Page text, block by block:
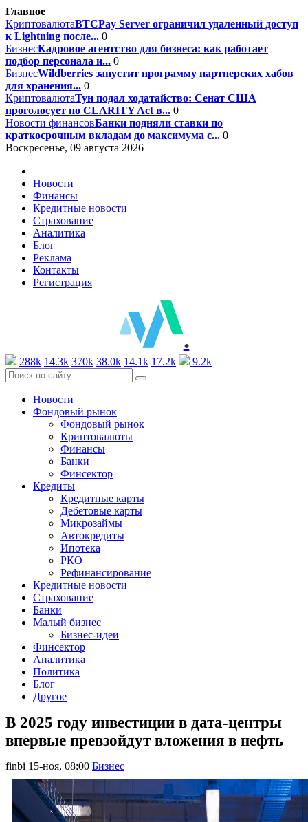
Главное
КриптовалютаBTCPay Server ограничил удаленный доступ
к Lightning после... 0
БизнесКадровое агентство для бизнеса: как работает
подбор персонала и... 0
БизнесWildberries запустит программу партнерских хабов
для хранения... 0
КриптовалютаТун подал ходатайство: Сенат США
проголосует по CLARITY Act в... 0
Новости финансовБанки подняли ставки по
краткосрочным вкладам до максимума с... 0
Воскресенье, 09 августа 2026
Новости
Финансы
Кредитные новости
Страхование
Аналитика
Блог
Реклама
Контакты
Регистрация
.
288k 14.3k 370k 38.0k 14.1k 17.2k 9.2k
Новости
Фондовый рынок
Фондовый рынок
Криптовалюты
Финансы
Банки
Финсектор
Кредиты
Кредитные карты
Дебетовые карты
Микрозаймы
Автокредиты
Ипотека
РКО
Рефинансирование
Кредитные новости
Страхование
Банки
Малый бизнес
Бизнес-идеи
Финсектор
Аналитика
Политика
Блог
Другое
В 2025 году инвестиции в дата-центры
впервые превзойдут вложения в нефть
finbi 15-ноя, 08:00 Бизнес